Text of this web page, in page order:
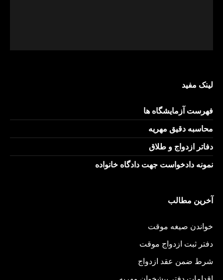
لینک مفید
فهرست آزمایشگاه ها
محاسبه دقیق مهریه
دفاتر ازدواج و طلاق
نمونه دادخواست جهت دادگاه خانواده
آخرین مطالب
خواندن صیغه موقت
دفتر ثبت ازدواج موقت
شرط ضمن عقد ازدواج